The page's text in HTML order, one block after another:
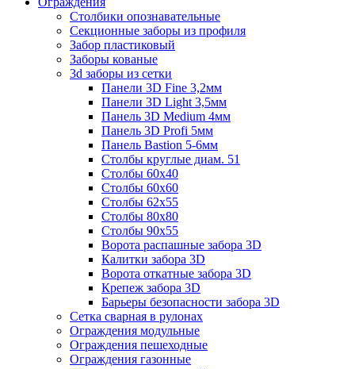
Столбики опознавательные
Секционные заборы из профиля
Забор пластиковый
Заборы кованые
3d заборы из сетки
Панели 3D Fine 3,2мм
Панели 3D Light 3,5мм
Панель 3D Medium 4мм
Панель 3D Profi 5мм
Панель Bastion 5-6мм
Столбы круглые диам. 51
Столбы 60х40
Столбы 60х60
Столбы 62х55
Столбы 80х80
Столбы 90х55
Ворота распашные забора 3D
Калитки забора 3D
Ворота откатные забора 3D
Крепеж забора 3D
Барьеры безопасности забора 3D
Сетка сварная в рулонах
Ограждения модульные
Ограждения пешеходные
Ограждения газонные